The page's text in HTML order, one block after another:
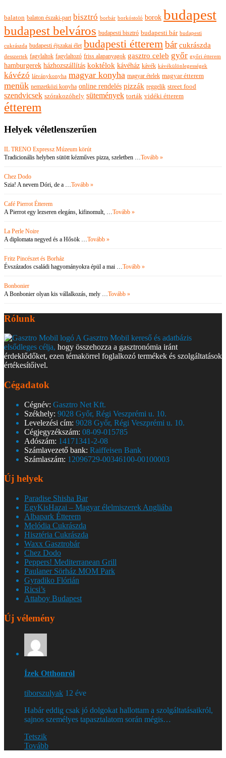
balaton balaton északi-part bisztró borbár borkóstoló borok budapest
budapest belváros budapesti bisztró budapesti bár budapesti
cukrászda budapesti éjszakai élet budapesti étterembár cukrászda
desszertek fagylaltok fagylaltozó friss alapanyagok gasztro celeb győr győri étterem
hamburgerek házhozszállítás koktélok kávéház kávék kávékülönlegességek
kávézó látványkonyha magyar konyha magyar ételek magyar étterem
menük nemzetközi konyha online rendelés pizzák reggelik street food
szendvicsek szórakozóhely sütemények torták vidéki étterem
étterem
Helyek véletlenszerűen
IL TRENO Expressz Múzeum körút
Tradicionális helyben sütött kézműves pizza, szeletben …Tovább »
Chez Dodo
Szia! A nevem Dóri, de a …Tovább »
Café Pierrot Étterem
A Pierrot egy lezseren elegáns, kifinomult, …Tovább »
La Perle Noire
A diplomata negyed és a Hősök …Tovább »
Fritz Pincészet és Borház
Évszázados családi hagyományokra épül a mai …Tovább »
Bonbonier
A Bonbonier olyan kis vállalkozás, mely …Tovább »
Rólunk
A Gasztro Mobil kereső és adatbázis
elsődleges célja, hogy összehozza a gasztronómia iránt
érdeklődőket, ezen témakörrel foglalkozó termékek és szolgáltatások
értékesítőivel.
Cégadatok
Cégnév: Gasztro Net Kft.
Székhely: 9028 Győr, Régi Veszprémi u. 10.
Levelezési cím: 9028 Győr, Régi Veszprémi u. 10.
Cégjegyzékszám: 08-09-015785
Adószám: 14171341-2-08
Számlavezető bank: Raiffeisen Bank
Számlaszám: 12096729-00346100-00100003
Új helyek
Paradise Shisha Bar
EgyKisHazai – Magyar élelmiszerek Angliába
Albapark Étterem
Melódia Cukrászda
Hisztéria Cukrászda
Waxx Gasztrobár
Chez Dodo
Peppers! Mediterranean Grill
Paulaner Sörház MOM Park
Gyradiko Flórián
Ricsi’s
Attaboy Budapest
Új vélemény
Ízek Otthonról
tiborszulyak 12 éve
Habár eddig csak jó dolgokat hallottam a szolgáltatásaikról,
sajnos személyes tapasztalatom során mégis…
Tetszik
Tovább